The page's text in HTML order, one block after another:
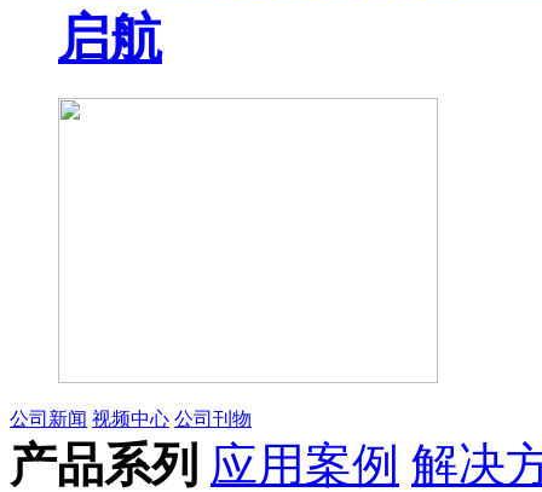
启航
公司新闻 视频中心 公司刊物
产品系列 应用案例 解决